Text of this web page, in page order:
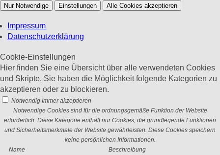
Nur Notwendige Einstellungen Alle Cookies akzeptieren
Impressum
Datenschutzerklärung
Cookie-Einstellungen
Hier finden Sie eine Übersicht über alle verwendeten Cookies
und Skripte. Sie haben die Möglichkeit folgende Kategorien zu
akzeptieren oder zu blockieren.
Notwendig Immer akzeptieren
Notwendige Cookies sind für die ordnungsgemäße Funktion der Website
erforderlich. Diese Kategorie enthält nur Cookies, die grundlegende Funktionen
und Sicherheitsmerkmale der Website gewährleisten. Diese Cookies speichern
keine persönlichen Informationen.
Name
Beschreibung